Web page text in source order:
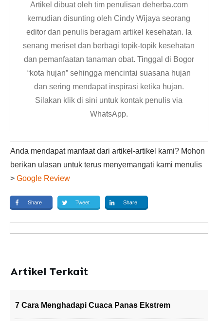
Artikel dibuat oleh tim penulisan deherba.com
kemudian disunting oleh Cindy Wijaya seorang
editor dan penulis beragam artikel kesehatan. Ia
senang meriset dan berbagi topik-topik kesehatan
dan pemanfaatan tanaman obat. Tinggal di Bogor
“kota hujan” sehingga mencintai suasana hujan
dan sering mendapat inspirasi ketika hujan.
Silakan klikdi sini untuk kontak penulis via
WhatsApp.
Anda mendapat manfaat dari artikel-artikel kami? Mohon
berikan ulasan untuk terus menyemangati kami menulis
> Google Review
Share Tweet Share
Artikel Terkait
7 Cara Menghadapi Cuaca Panas Ekstrem